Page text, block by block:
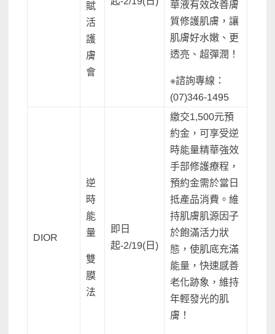
賦
活
護
膚
會
華液有效改善膚
質修護肌膚，讓
肌膚好水嫩、更
透亮、超彈潤！
※諮詢專線：
(07)346-1495
DIOR
逆
時
能
量
雙
膜
法
即日
起-2/19(日)
繳交1,500元預
約金，可享受逆
時能量精華強效
手部修護療程，
預約金需於當日
抵產品消費。維
持肌膚肌源因子
於飽滿活力狀
態，使肌底充滿
能量，快速感善
老化跡象，維持
年輕發光的肌
膚！